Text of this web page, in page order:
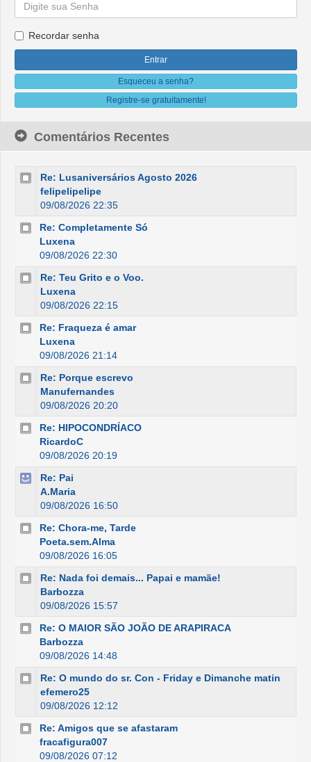
Recordar senha
Esqueceu a senha?
Registre-se gratuitamente!
Comentários Recentes
Re: Lusaniversários Agosto 2026
felipelipelipe
09/08/2026 22:35
Re: Completamente Só
Luxena
09/08/2026 22:30
Re: Teu Grito e o Voo.
Luxena
09/08/2026 22:15
Re: Fraqueza é amar
Luxena
09/08/2026 21:14
Re: Porque escrevo
Manufernandes
09/08/2026 20:20
Re: HIPOCONDRÍACO
RicardoC
09/08/2026 20:19
Re: Pai
A.Maria
09/08/2026 16:50
Re: Chora-me, Tarde
Poeta.sem.Alma
09/08/2026 16:05
Re: Nada foi demais... Papai e mamãe!
Barbozza
09/08/2026 15:57
Re: O MAIOR SÃO JOÃO DE ARAPIRACA
Barbozza
09/08/2026 14:48
Re: O mundo do sr. Con - Friday e Dimanche matin
efemero25
09/08/2026 12:12
Re: Amigos que se afastaram
fracafigura007
09/08/2026 07:12